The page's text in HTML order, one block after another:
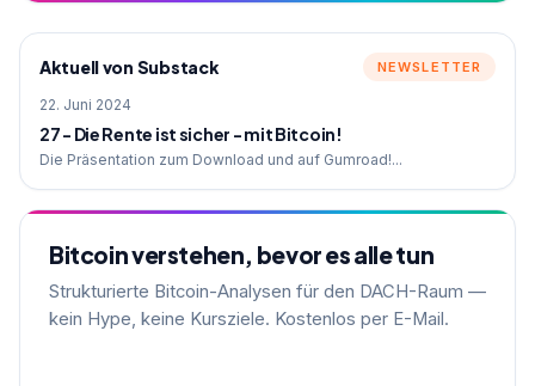
Aktuell von Substack NEWSLETTER
22. Juni 2024
27 - Die Rente ist sicher - mit Bitcoin!
Die Präsentation zum Download und auf Gumroad!...
Bitcoin verstehen, bevor es alle tun
Strukturierte Bitcoin-Analysen für den DACH-Raum —
kein Hype, keine Kursziele. Kostenlos per E-Mail.